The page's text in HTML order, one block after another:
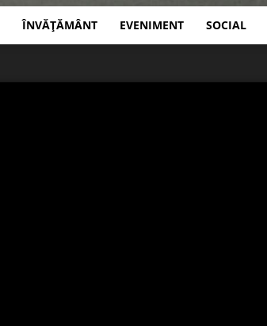
ÎNVĂȚĂMÂNT EVENIMENT SOCIAL